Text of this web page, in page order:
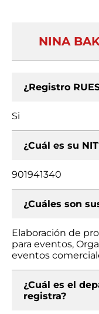
NINA
¿Registro
Si
¿Cuál es su
901941340
¿Cuáles son
Elaboración de
para eventos,
eventos
¿Cuál es el
registra?